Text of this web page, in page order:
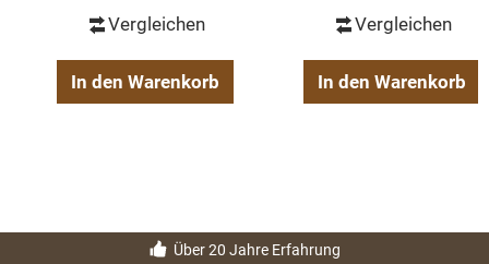
Vergleichen
In den Warenkorb
Vergleichen
In den Warenkorb
Über 20 Jahre Erfahrung